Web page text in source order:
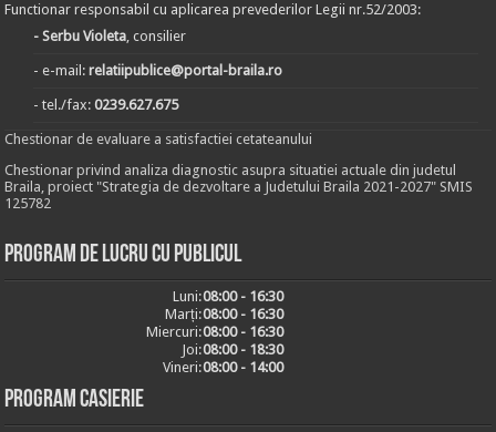
Functionar responsabil cu aplicarea prevederilor Legii nr.52/2003:
- Serbu Violeta, consilier
- e-mail:relatiipublice@portal-braila.ro
- tel./fax:0239.627.675
Chestionar de evaluare a satisfactiei cetateanului
Chestionar privind analiza diagnostic asupra situatiei actuale din judetul
Braila, proiect "Strategia de dezvoltare a Judetului Braila 2021-2027" SMIS
125782
Program de lucru cu publicul
Luni:08:00 - 16:30
Marți:08:00 - 16:30
Miercuri:08:00 - 16:30
Joi:08:00 - 18:30
Vineri:08:00 - 14:00
Program casierie